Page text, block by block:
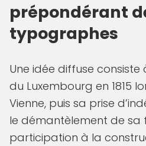
prépondérant
typographes
Une idée diffuse
du Luxembourg en 1815
Vienne, puis sa prise
le démantèlement de sa
participation à la